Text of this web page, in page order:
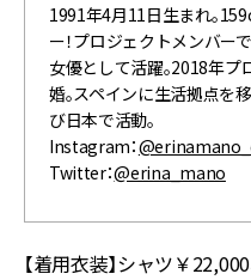
1991年4月11日生まれ。
ー！プロジェクトメンバー
女優として活躍。2018年
婚。スペインに生活拠点を
び日本で活動。
Instagram：
Twitter：@erina_mano
【着用衣装】シャツ￥